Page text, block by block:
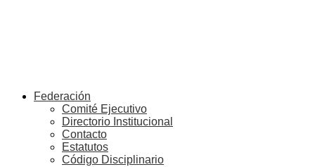
Federación
Comité Ejecutivo
Directorio Institucional
Contacto
Estatutos
Código Disciplinario